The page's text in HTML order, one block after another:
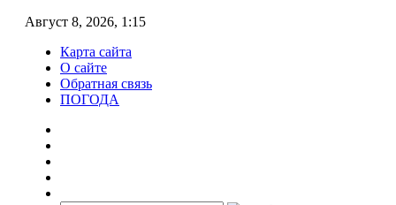
Август 8, 2026, 1:15
Карта сайта
О сайте
Обратная связь
ПОГОДА